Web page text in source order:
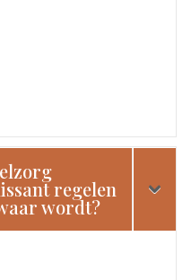
regelen
wordt?